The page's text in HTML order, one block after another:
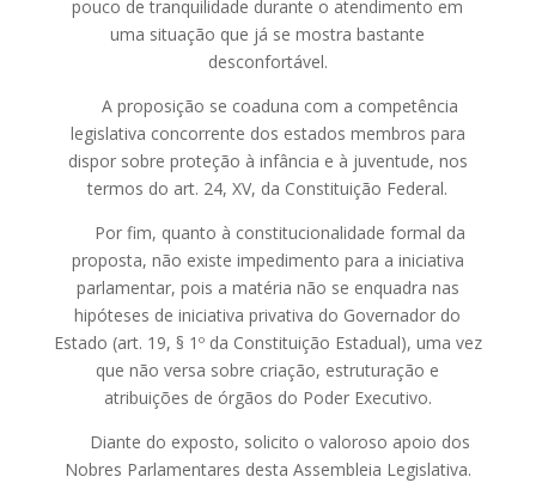
pouco de tranquilidade durante o atendimento em
uma situação que já se mostra bastante
desconfortável.
A proposição se coaduna com a competência
legislativa concorrente dos estados membros para
dispor sobre proteção à infância e à juventude, nos
termos do art. 24, XV, da Constituição Federal.
Por fim, quanto à constitucionalidade formal da
proposta, não existe impedimento para a iniciativa
parlamentar, pois a matéria não se enquadra nas
hipóteses de iniciativa privativa do Governador do
Estado (art. 19, § 1º da Constituição Estadual), uma vez
que não versa sobre criação, estruturação e
atribuições de órgãos do Poder Executivo.
Diante do exposto, solicito o valoroso apoio dos
Nobres Parlamentares desta Assembleia Legislativa.